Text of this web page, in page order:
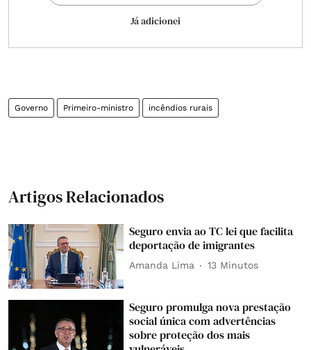
Já adicionei
Governo Primeiro-ministro incêndios rurais
Artigos Relacionados
Seguro envia ao TC lei que facilita
deportação de imigrantes
Amanda Lima 13 Minutos
Seguro promulga nova prestação
social única com advertências
sobre proteção dos mais